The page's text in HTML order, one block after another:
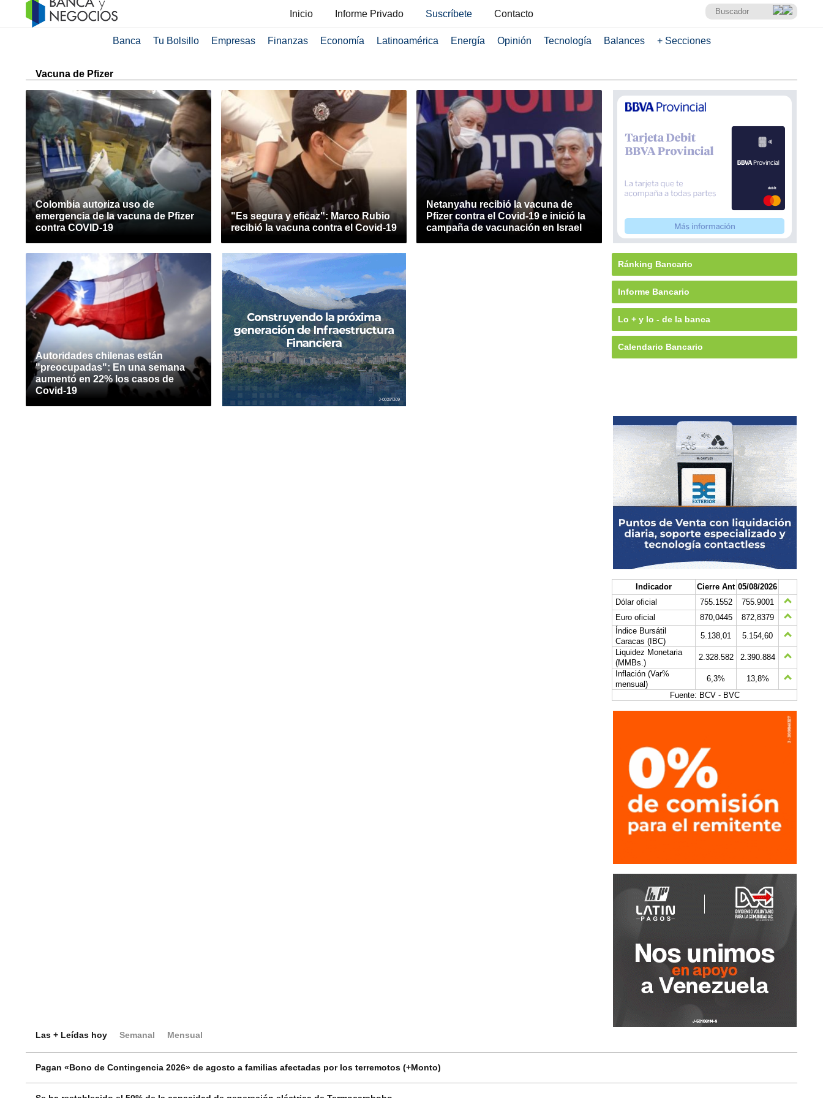
Inicio Informe Privado Suscríbete Contacto
Banca Tu Bolsillo Empresas Finanzas Economía Latinoamérica Energía Opinión Tecnología Balances + Secciones
Vacuna de Pfizer
Colombia autoriza uso de
emergencia de la vacuna de Pfizer
contra COVID-19
"Es segura y eficaz": Marco Rubio
recibió la vacuna contra el Covid-19
Netanyahu recibió la vacuna de
Pfizer contra el Covid-19 e inició la
campaña de vacunación en Israel
Autoridades chilenas están
"preocupadas": En una semana
aumentó en 22% los casos de
Covid-19
Ránking Bancario
Informe Bancario
Lo + y lo - de la banca
Calendario Bancario
Indicador Cierre Ant 05/08/2026
Dólar oficial
755.1552
755.9001
Euro oficial
870,0445
872,8379
Índice Bursátil
Caracas (IBC)
5.138,01
5.154,60
Liquidez Monetaria
(MMBs.)
2.328.582
2.390.884
Inflación (Var%
mensual)
6,3%
13,8%
Fuente: BCV - BVC
Las + Leídas hoy Semanal Mensual
Pagan «Bono de Contingencia 2026» de agosto a familias afectadas por los terremotos (+Monto)